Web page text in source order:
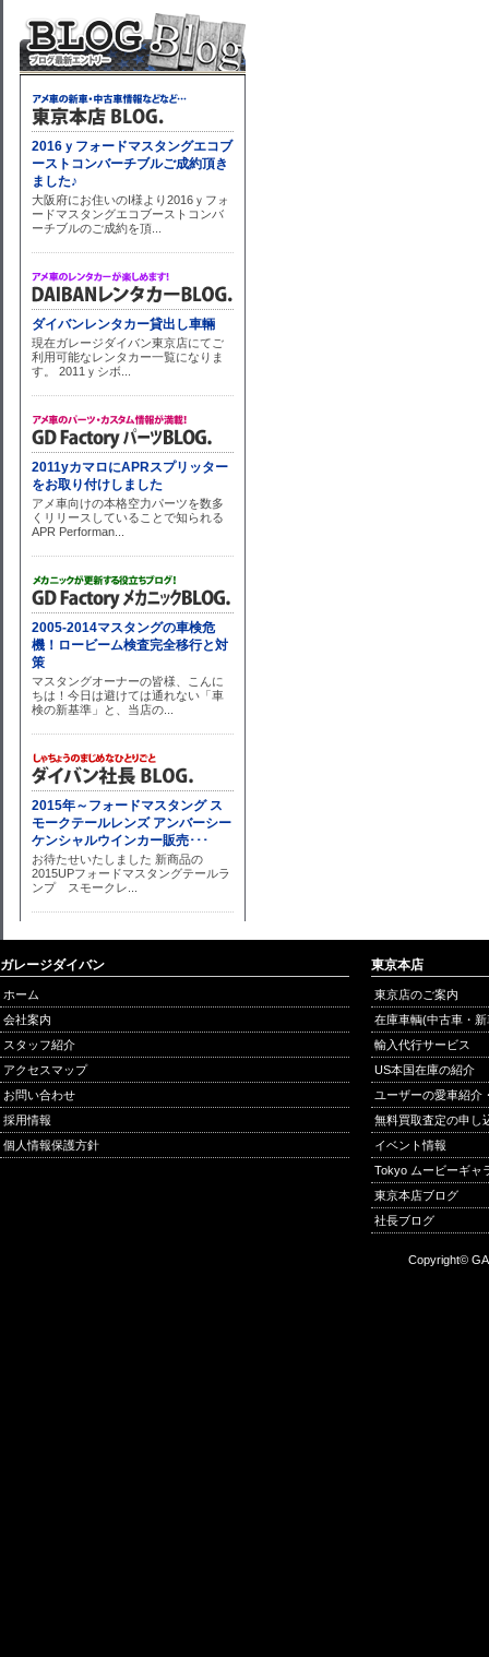
ガレージダイバン
ホーム
会社案内
スタッフ紹介
アクセスマップ
お問い合わせ
採用情報
個人情報保護方針
東京本店
東京店のご案内
在庫車輌(中古車・
輸入代行サービス
US本国在庫の紹介
ユーザーの愛車紹介
無料買取査定の申し
イベント情報
Tokyo ムービーギャ
東京本店ブログ
社長ブログ
Copyright©